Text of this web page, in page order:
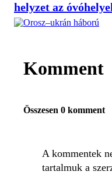
helyzet az
Komment
Összesen 0 komment
A kommentek
tartalmuk a